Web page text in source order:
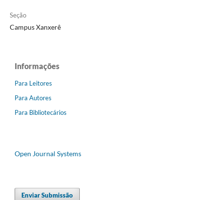
Seção
Campus Xanxerê
Informações
Para Leitores
Para Autores
Para Bibliotecários
Open Journal Systems
Enviar Submissão